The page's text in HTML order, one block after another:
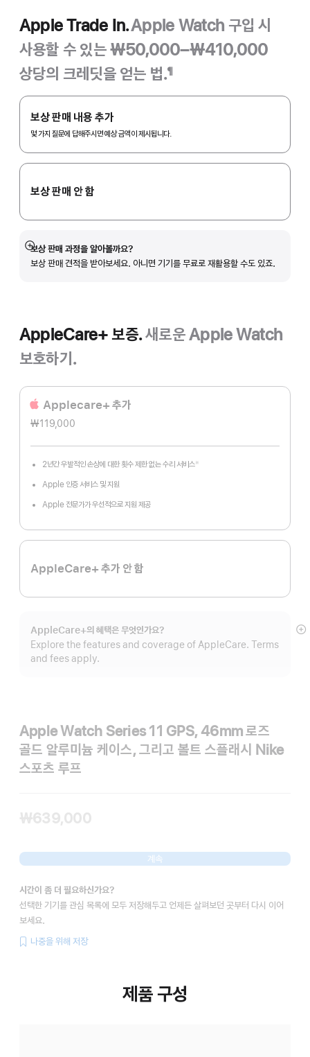
Apple Trade In.Apple Watch 구입 시
사용할 수 있는 ₩50,000–₩410,000
상당의 크레딧을 얻는 법.¶
Apple
Trade
In.
보상 판매 내용 추가
몇 가지 질문에 답해주시면 예상 금액이 제시됩니다.
보상 판매 안 함
보상 판매 과정을 알아볼까요?
보상 판매 견적을 받아보세요. 아니면 기기를 무료로 재활용할 수도 있죠.
자세히
보기
AppleCare+ 보증.새로운 Apple Watch
보호하기.
Applecare+ 추가
₩119,000
2년간 우발적인 손상에 대한 횟수 제한 없는 수리 서비스※
Apple 인증 서비스 및 지원
Apple 전문가가 우선적으로 지원 제공
AppleCare+ 추가 안 함
AppleCare+의 혜택은 무엇인가요?
Explore the features and coverage of AppleCare. Terms
and fees apply.
자
Apple Watch Series 11 GPS, 46mm 로즈
골드 알루미늄 케이스, 그리고 볼트 스플래시 Nike
스포츠 루프
₩639,000
계속
시간이 좀 더 필요하신가요?
선택한 기기를 관심 목록에 모두 저장해두고 언제든 살펴보던 곳부터 다시 이어
보세요.
나중을 위해 저장
제품 구성